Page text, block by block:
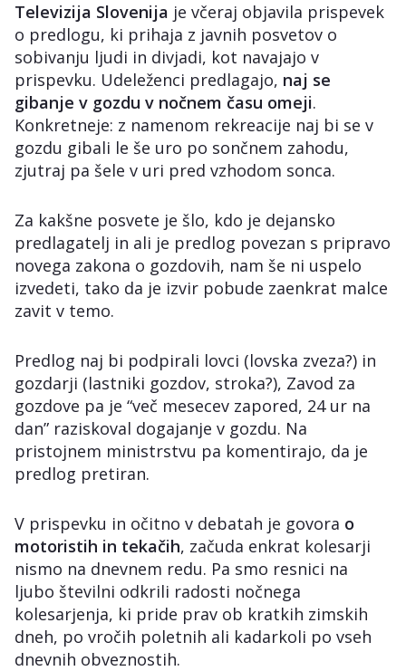
Televizija Slovenija je včeraj objavila prispevek
o predlogu, ki prihaja z javnih posvetov o
sobivanju ljudi in divjadi, kot navajajo v
prispevku. Udeleženci predlagajo, naj se
gibanje v gozdu v nočnem času omeji.
Konkretneje: z namenom rekreacije naj bi se v
gozdu gibali le še uro po sončnem zahodu,
zjutraj pa šele v uri pred vzhodom sonca.
Za kakšne posvete je šlo, kdo je dejansko
predlagatelj in ali je predlog povezan s pripravo
novega zakona o gozdovih, nam še ni uspelo
izvedeti, tako da je izvir pobude zaenkrat malce
zavit v temo.
Predlog naj bi podpirali lovci (lovska zveza?) in
gozdarji (lastniki gozdov, stroka?), Zavod za
gozdove pa je “več mesecev zapored, 24 ur na
dan” raziskoval dogajanje v gozdu. Na
pristojnem ministrstvu pa komentirajo, da je
predlog pretiran.
V prispevku in očitno v debatah je govora o
motoristih in tekačih, začuda enkrat kolesarji
nismo na dnevnem redu. Pa smo resnici na
ljubo številni odkrili radosti nočnega
kolesarjenja, ki pride prav ob kratkih zimskih
dneh, po vročih poletnih ali kadarkoli po vseh
dnevnih obveznostih.